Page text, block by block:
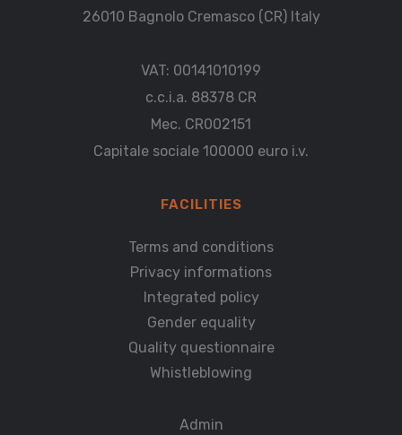
26010 Bagnolo Cremasco (CR) Italy
VAT: 00141010199
c.c.i.a. 88378 CR
Mec. CR002151
Capitale sociale 100000 euro i.v.
FACILITIES
Terms and conditions
Privacy informations
Integrated policy
Gender equality
Quality questionnaire
Whistleblowing
Admin